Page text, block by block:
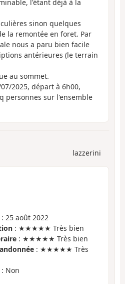
l'étant déjà à la
sinon quelques
la remontée en foret. Par
nous a paru bien facile
antérieures (le terrain
au sommet.
2025, départ à 6h00,
personnes sur l'ensemble
lazzerini
: 25 août 2022
: ★★★★★ Très bien
: ★★★★★ Très bien
: ★★★★★ Très
: Non